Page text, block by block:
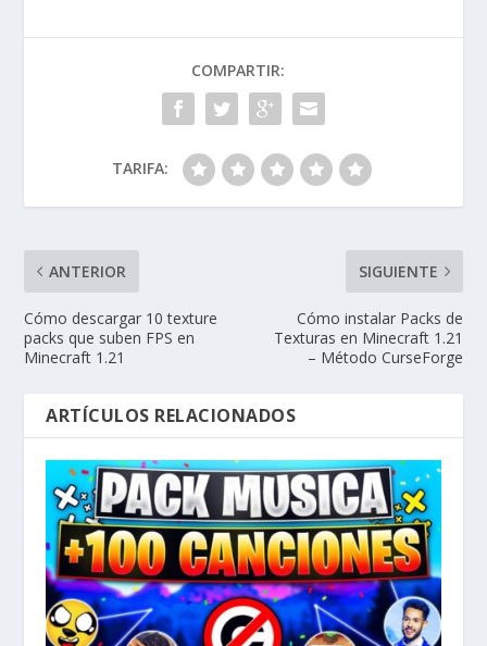
COMPARTIR:
TARIFA:
ANTERIOR
Cómo descargar 10 texture
packs que suben FPS en
Minecraft 1.21
SIGUIENTE
Cómo instalar Packs de
Texturas en Minecraft 1.21
– Método CurseForge
ARTÍCULOS RELACIONADOS